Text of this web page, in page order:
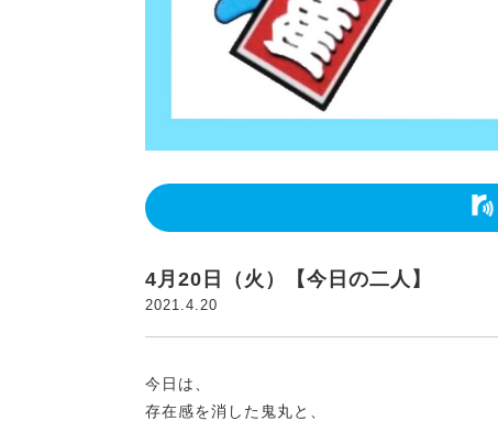
4月20日（火）【今日の二人】
2021.4.20
今日は、
存在感を消した鬼丸と、